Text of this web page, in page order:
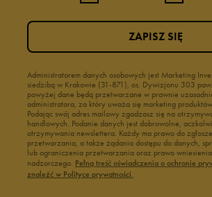
1
Jak zbieramy opinie?
Administratorem danych osobowych jest Marketing
siedzibą w Krakowie (31-871), os. Dywizjonu 303
powyżej dane będą przetwarzane w prawnie
administratora, za który uważa się marketing produktów
Podając swój adres mailowy zgadzasz się na
handlowych. Podanie danych jest dobrowolne,
otrzymywania newslettera. Każdy ma prawo do
przetwarzania, a także żądania dostępu do danych,
lub ograniczenia przetwarzania oraz prawo
nadzorczego. Pełną treść oświadczenia o ochronie
znaleźć w Polityce prywatności.
ZAPISZ SIĘ